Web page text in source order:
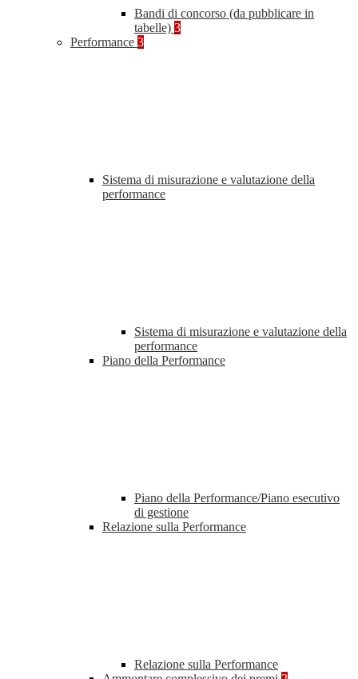
Bandi di concorso (da pubblicare in
tabelle) 3
Performance 3
Sistema di misurazione e valutazione della
performance
Sistema di misurazione e valutazione della
performance
Piano della Performance
Piano della Performance/Piano esecutivo
di gestione
Relazione sulla Performance
Relazione sulla Performance